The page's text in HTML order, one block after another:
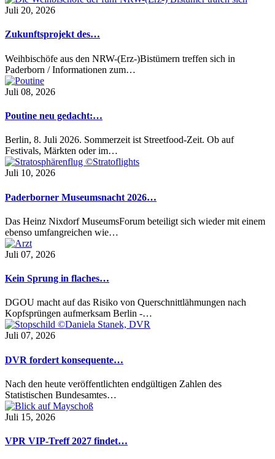
Juli 20, 2026
Zukunftsprojekt des…
Weihbischöfe aus den NRW-(Erz-)Bistümern treffen sich in
Paderborn / Informationen zum…
Juli 08, 2026
Poutine neu gedacht:…
Berlin, 8. Juli 2026. Sommerzeit ist Streetfood-Zeit. Ob auf
Festivals, Märkten oder im…
Juli 10, 2026
Paderborner Museumsnacht 2026…
Das Heinz Nixdorf MuseumsForum beteiligt sich wieder mit einem
ebenso umfangreichen wie…
Juli 07, 2026
Kein Sprung in flaches…
DGOU macht auf das Risiko von Querschnittlähmungen nach
Kopfsprüngen aufmerksam Berlin -…
Juli 07, 2026
DVR fordert konsequente…
Nach den heute veröffentlichten endgültigen Zahlen des
Statistischen Bundesamtes…
Juli 15, 2026
VPR VIP-Treff 2027 findet…